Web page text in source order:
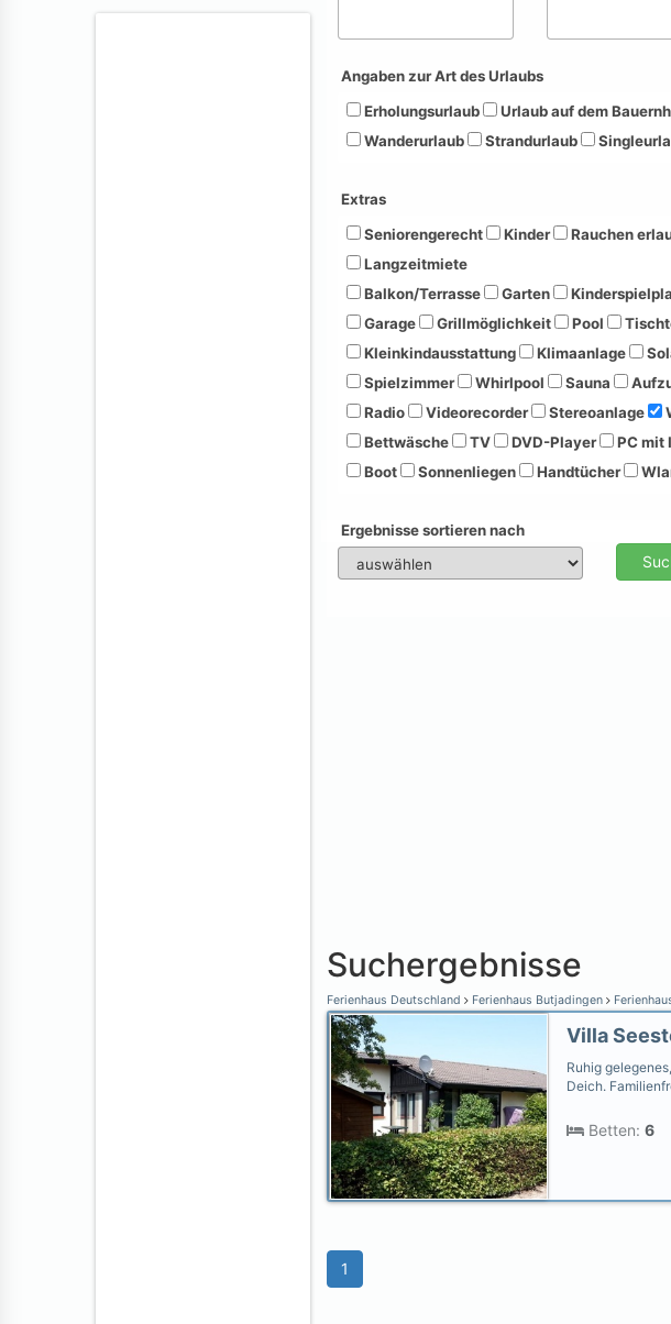
Angaben zur Art des Urlaubs
Erholungsurlaub
Urlaub auf dem
Wanderurlaub
Strandurlaub
Extras
Seniorengerecht
Kinder Rauchen
Langzeitmiete
Balkon/Terrasse
Garten
Garage
Grillmöglichkeit Pool
Kleinkindausstattung
Klimaanlage
Spielzimmer
Whirlpool Sauna
Radio
Videorecorder Stereoanlage
Bettwäsche
TV DVD-Player PC mit
Boot
Sonnenliegen Handtücher
Ergebnisse sortieren nach
Suchergebnisse
Ferienhaus Deutschland Ferienhaus Butjadingen
Ruhig
Deich.
Betten: 6
1